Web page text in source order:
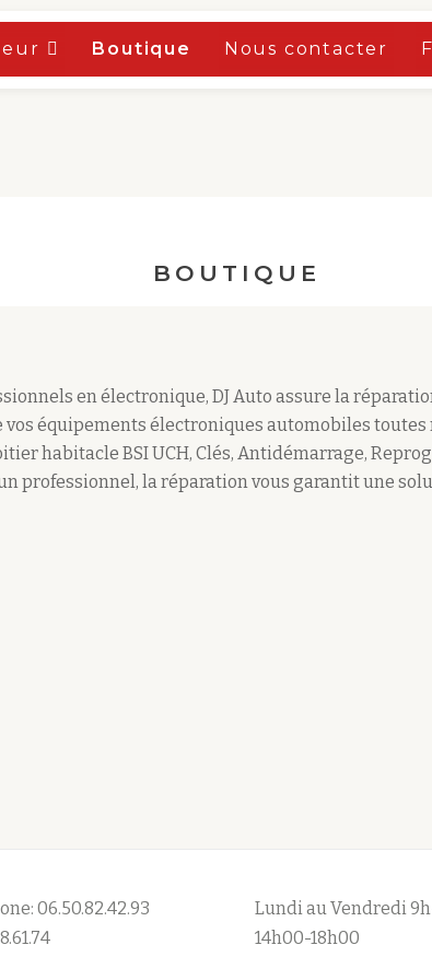
Boutique Nous contacter
BOUTIQUE
en électronique, DJ Auto assure la
vos équipements électroniques automobiles toutes
habitacle BSI UCH, Clés, Antidémarrage,
professionnel, la réparation vous garantit une
06.50.82.42.93
Lundi au Vendredi
14h00-18h00